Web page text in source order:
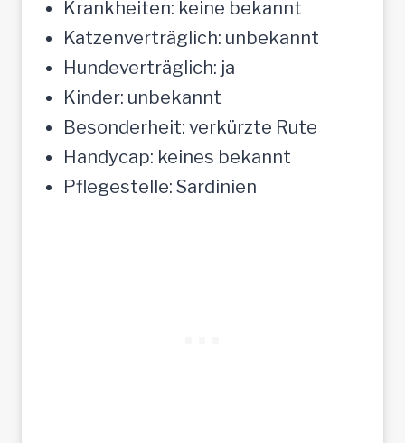
Krankheiten: keine bekannt
Katzenverträglich: unbekannt
Hundeverträglich: ja
Kinder: unbekannt
Besonderheit: verkürzte Rute
Handycap: keines bekannt
Pflegestelle: Sardinien